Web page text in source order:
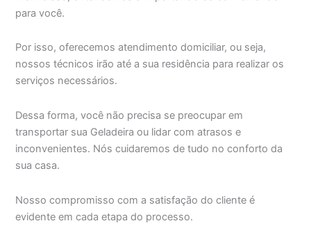
para você.
Por isso, oferecemos atendimento domiciliar, ou seja,
nossos técnicos irão até a sua residência para realizar os
serviços necessários.
Dessa forma, você não precisa se preocupar em
transportar sua Geladeira ou lidar com atrasos e
inconvenientes. Nós cuidaremos de tudo no conforto da
sua casa.
Nosso compromisso com a satisfação do cliente é
evidente em cada etapa do processo.